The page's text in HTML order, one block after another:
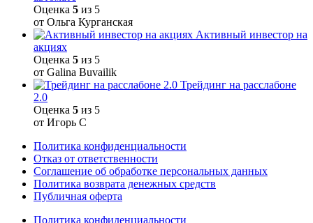
Оценка 5 из 5
от Ольга Курганская
Активный инвестор на
акциях
Оценка 5 из 5
от Galina Buvailik
Трейдинг на расслабоне
2.0
Оценка 5 из 5
от Игорь С
Политика конфиденциальности
Отказ от ответственности
Соглашение об обработке персональных данных
Политика возврата денежных средств
Публичная оферта
Политика конфиденциальности